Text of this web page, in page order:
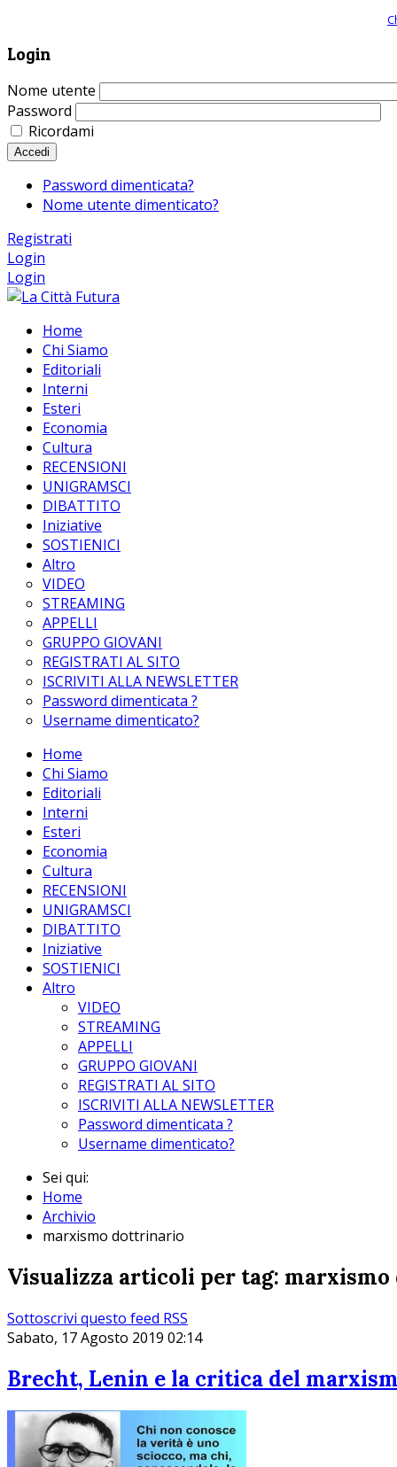
Login
Nome utente
Password
Ricordami
Accedi
Password dimenticata?
Nome utente dimenticato?
Registrati
Login
Login
Home
Chi Siamo
Editoriali
Interni
Esteri
Economia
Cultura
RECENSIONI
UNIGRAMSCI
DIBATTITO
Iniziative
SOSTIENICI
Altro
VIDEO
STREAMING
APPELLI
GRUPPO GIOVANI
REGISTRATI AL SITO
ISCRIVITI ALLA NEWSLETTER
Password dimenticata ?
Username dimenticato?
Home
Chi Siamo
Editoriali
Interni
Esteri
Economia
Cultura
RECENSIONI
UNIGRAMSCI
DIBATTITO
Iniziative
SOSTIENICI
Altro
VIDEO
STREAMING
APPELLI
GRUPPO GIOVANI
REGISTRATI AL SITO
ISCRIVITI ALLA NEWSLETTER
Password dimenticata ?
Username dimenticato?
Sei qui:
Home
Archivio
marxismo dottrinario
Visualizza articoli per tag:
Sottoscrivi questo feed RSS
Sabato, 17 Agosto 2019 02:14
Brecht, Lenin e la critica del